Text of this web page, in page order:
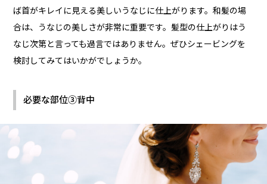
ば首がキレイに見える美しいうなじに仕上がります。和髪の場
合は、うなじの美しさが非常に重要です。髪型の仕上がりはう
なじ次第と言っても過言ではありません。ぜひシェービングを
検討してみてはいかがでしょうか。
必要な部位③背中